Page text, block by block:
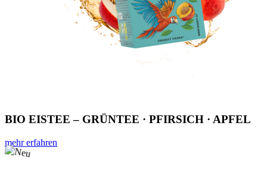
BIO EISTEE – GRÜNTEE · PFIRSICH · APFEL
mehr erfahren